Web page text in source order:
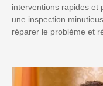
interventions rapides et
une inspection
réparer le problème et